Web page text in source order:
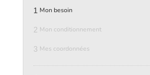
1 Mon besoin
2 Mon conditionnement
3 Mes coordonnées